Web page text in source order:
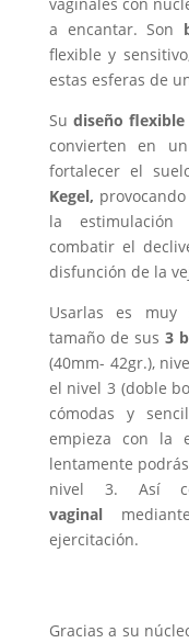
a encantar. Son
flexible y
estas esferas de
Su diseño flexible
convierten en
fortalecer el
Kegel,
la estimulación
combatir el
disfunción de la
Usarlas es muy
tamaño de sus 3
(40mm- 42gr.),
el nivel 3 (doble
cómodas y
empieza con la
lentamente
nivel 3. Así
vaginal
ejercitación.
Gracias a su